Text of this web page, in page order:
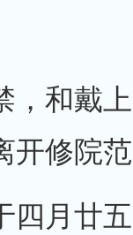
，和戴
开修院
四月廿